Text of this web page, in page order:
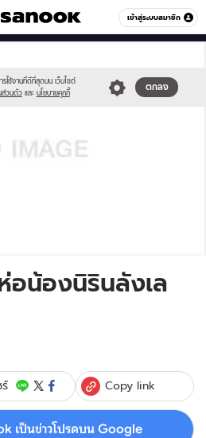
เข้าสู่ระบบสมาชิก
หมวดอื่นๆ
รใช้งานที่ดีที่สุดบน เว็บไซต์
ส่วนตัว และ นโยบายคุกกี้
ตกลง
อน้องนิรินลังเล
Copy link
เป็นข่าวโปรดบน Google